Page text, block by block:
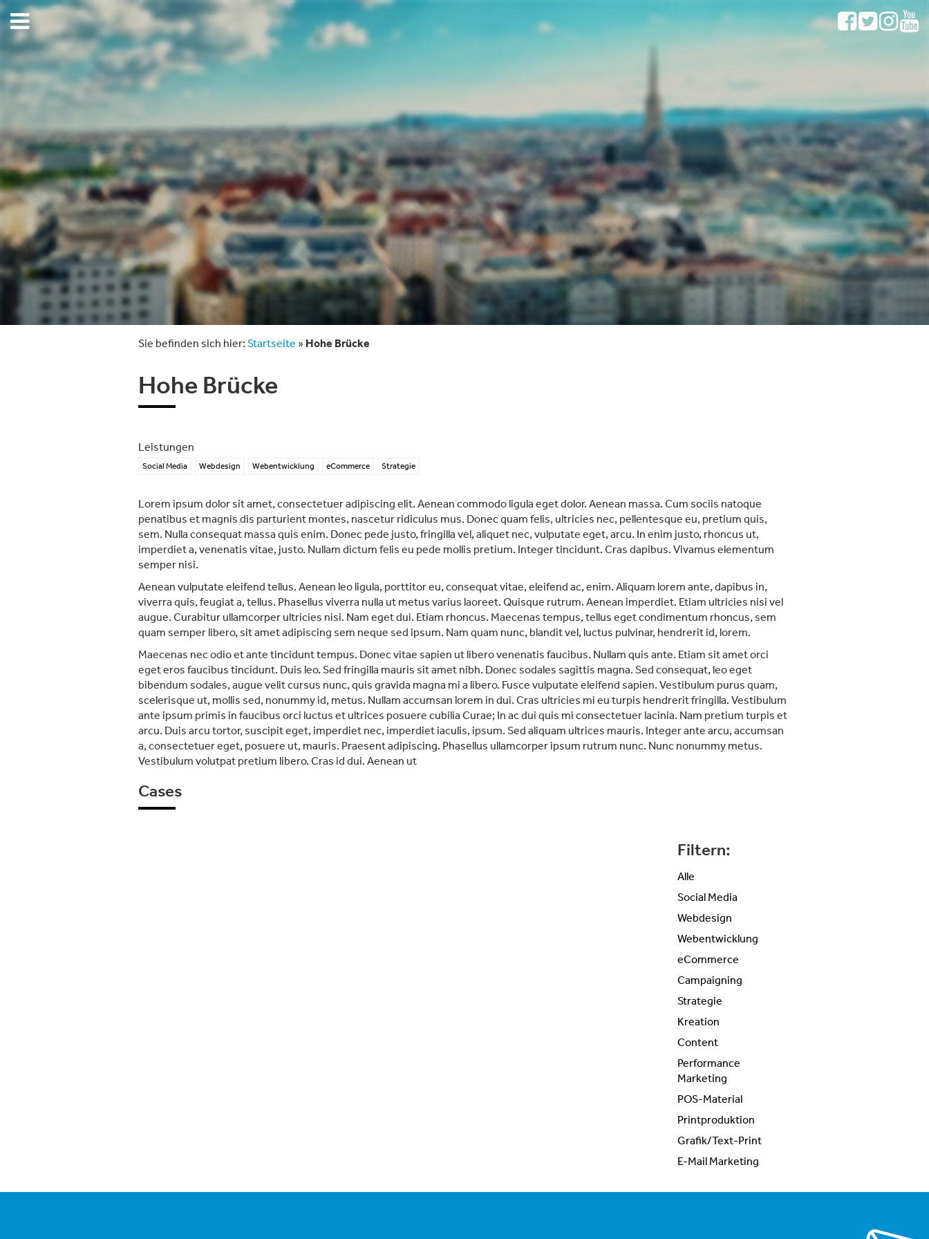
Sie befinden sich hier: Startseite » Hohe Brücke
Hohe Brücke
Leistungen
Social Media Webdesign Webentwicklung eCommerce Strategie
Lorem ipsum dolor sit amet, consectetuer adipiscing elit. Aenean commodo ligula eget dolor. Aenean massa. Cum sociis natoque
penatibus et magnis dis parturient montes, nascetur ridiculus mus. Donec quam felis, ultricies nec, pellentesque eu, pretium quis,
sem. Nulla consequat massa quis enim. Donec pede justo, fringilla vel, aliquet nec, vulputate eget, arcu. In enim justo, rhoncus ut,
imperdiet a, venenatis vitae, justo. Nullam dictum felis eu pede mollis pretium. Integer tincidunt. Cras dapibus. Vivamus elementum
semper nisi.
Aenean vulputate eleifend tellus. Aenean leo ligula, porttitor eu, consequat vitae, eleifend ac, enim. Aliquam lorem ante, dapibus in,
viverra quis, feugiat a, tellus. Phasellus viverra nulla ut metus varius laoreet. Quisque rutrum. Aenean imperdiet. Etiam ultricies nisi vel
augue. Curabitur ullamcorper ultricies nisi. Nam eget dui. Etiam rhoncus. Maecenas tempus, tellus eget condimentum rhoncus, sem
quam semper libero, sit amet adipiscing sem neque sed ipsum. Nam quam nunc, blandit vel, luctus pulvinar, hendrerit id, lorem.
Maecenas nec odio et ante tincidunt tempus. Donec vitae sapien ut libero venenatis faucibus. Nullam quis ante. Etiam sit amet orci
eget eros faucibus tincidunt. Duis leo. Sed fringilla mauris sit amet nibh. Donec sodales sagittis magna. Sed consequat, leo eget
bibendum sodales, augue velit cursus nunc, quis gravida magna mi a libero. Fusce vulputate eleifend sapien. Vestibulum purus quam,
scelerisque ut, mollis sed, nonummy id, metus. Nullam accumsan lorem in dui. Cras ultricies mi eu turpis hendrerit fringilla. Vestibulum
ante ipsum primis in faucibus orci luctus et ultrices posuere cubilia Curae; In ac dui quis mi consectetuer lacinia. Nam pretium turpis et
arcu. Duis arcu tortor, suscipit eget, imperdiet nec, imperdiet iaculis, ipsum. Sed aliquam ultrices mauris. Integer ante arcu, accumsan
a, consectetuer eget, posuere ut, mauris. Praesent adipiscing. Phasellus ullamcorper ipsum rutrum nunc. Nunc nonummy metus.
Vestibulum volutpat pretium libero. Cras id dui. Aenean ut
Cases
Filtern:
Alle
Social Media
Webdesign
Webentwicklung
eCommerce
Campaigning
Strategie
Kreation
Content
Performance
Marketing
POS-Material
Printproduktion
Grafik/Text-Print
E-Mail Marketing